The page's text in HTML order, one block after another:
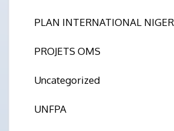
PLAN INTERNATIONAL NIGER
PROJETS OMS
Uncategorized
UNFPA